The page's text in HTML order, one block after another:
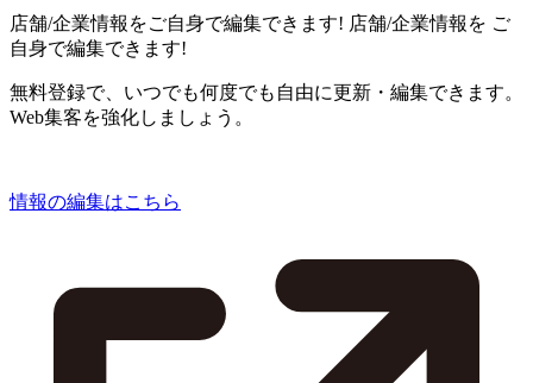
店舗/企業情報をご自身で編集できます! 店舗/企業情報を ご
自身で編集できます!
無料登録で、いつでも何度でも自由に更新・編集できます。
Web集客を強化しましょう。
情報の編集はこちら